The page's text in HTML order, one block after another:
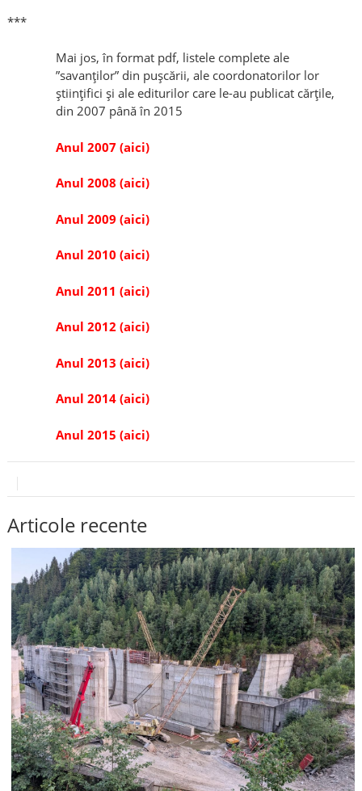
***
Mai jos, în format pdf, listele complete ale
”savanților” din pușcării, ale coordonatorilor lor
științifici și ale editurilor care le-au publicat cărțile,
din 2007 până în 2015
Anul 2007 (aici)
Anul 2008 (aici)
Anul 2009 (aici)
Anul 2010 (aici)
Anul 2011 (aici)
Anul 2012 (aici)
Anul 2013 (aici)
Anul 2014 (aici)
Anul 2015 (aici)
Articole recente